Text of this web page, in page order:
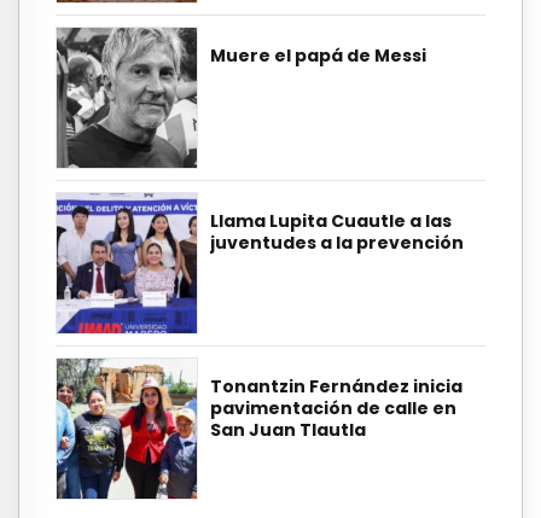
Muere el papá de Messi
Llama Lupita Cuautle a las
juventudes a la prevención
Tonantzin Fernández inicia
pavimentación de calle en
San Juan Tlautla